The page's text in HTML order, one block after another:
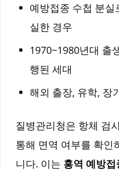
예방접종 수첩 분
실한 경우
1970~1980년대 출
행된 세대
해외 출장, 유학, 장
질병관리청은 항체 검
통해 면역 여부를 확인
니다. 이는 홍역 예방